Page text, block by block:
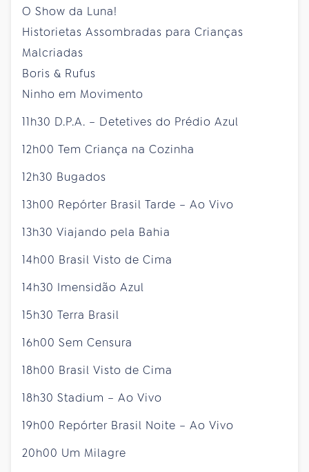
O Show da Luna!
Historietas Assombradas para Crianças
Malcriadas
Boris & Rufus
Ninho em Movimento
11h30 D.P.A. – Detetives do Prédio Azul
12h00 Tem Criança na Cozinha
12h30 Bugados
13h00 Repórter Brasil Tarde – Ao Vivo
13h30 Viajando pela Bahia
14h00 Brasil Visto de Cima
14h30 Imensidão Azul
15h30 Terra Brasil
16h00 Sem Censura
18h00 Brasil Visto de Cima
18h30 Stadium – Ao Vivo
19h00 Repórter Brasil Noite – Ao Vivo
20h00 Um Milagre